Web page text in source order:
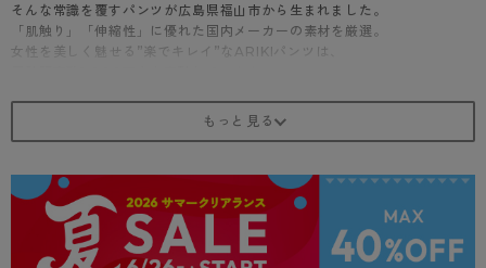
そんな常識を覆すパンツが広島県福山市から生まれました。
「肌触り」「伸縮性」に優れた国内メーカーの素材を厳選。
女性を美しく魅せる”楽でキレイ”なARIKIパンツは、
ててくれる、プレミアムなジャガードアンクルパンツ。
・楽なのにゴムじわ/ダボつきがでにくいスッキリウエスト
・膝位置高めで脚長効果
・フロントポケット付